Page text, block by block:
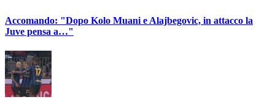
Accomando: "Dopo Kolo Muani e Alajbegovic, in attacco la
Juve pensa a…"